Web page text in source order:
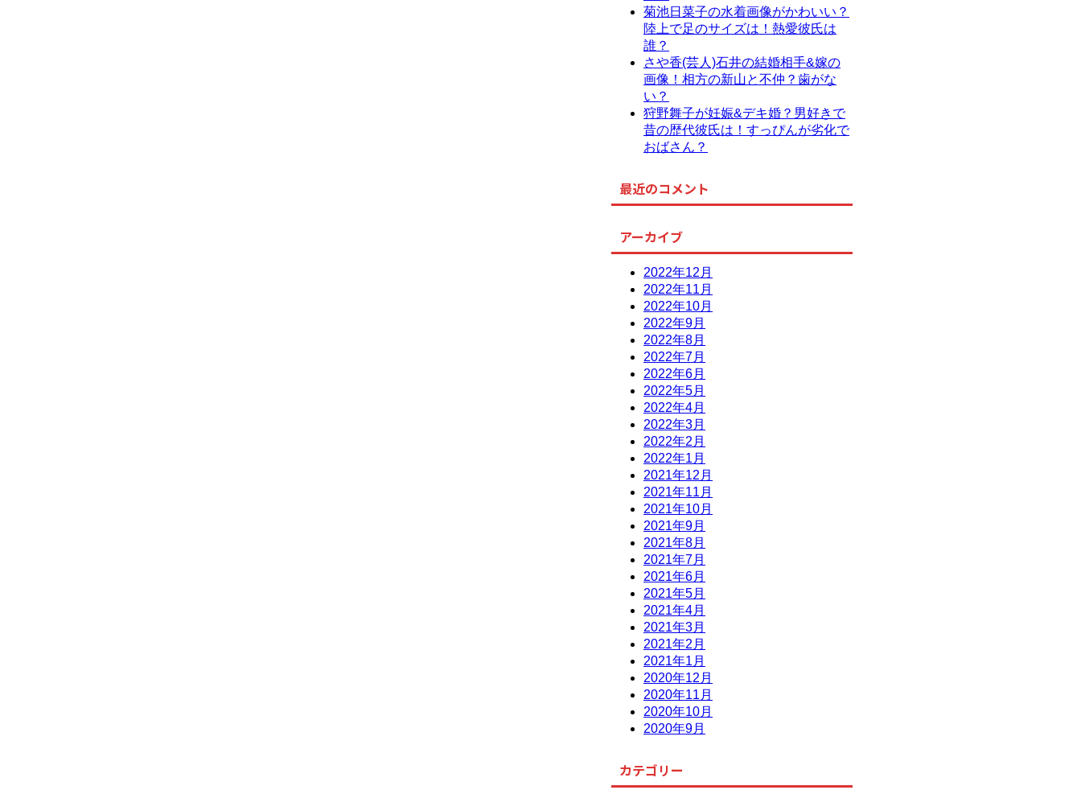
菊池日菜子の水着画像がかわいい？
陸上で足のサイズは！熱愛彼氏は
誰？
さや香(芸人)石井の結婚相手&嫁の
画像！相方の新山と不仲？歯がな
い？
狩野舞子が妊娠&デキ婚？男好きで
昔の歴代彼氏は！すっぴんが劣化で
おばさん？
最近のコメント
アーカイブ
2022年12月
2022年11月
2022年10月
2022年9月
2022年8月
2022年7月
2022年6月
2022年5月
2022年4月
2022年3月
2022年2月
2022年1月
2021年12月
2021年11月
2021年10月
2021年9月
2021年8月
2021年7月
2021年6月
2021年5月
2021年4月
2021年3月
2021年2月
2021年1月
2020年12月
2020年11月
2020年10月
2020年9月
カテゴリー